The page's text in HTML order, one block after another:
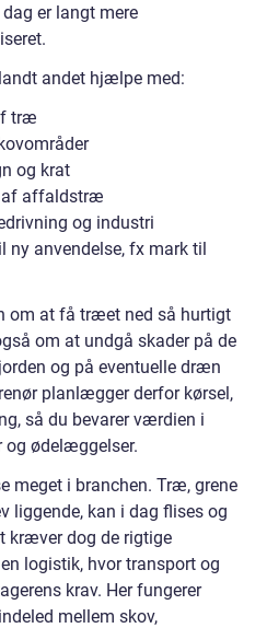
er langt mere
andet hjælpe med:
træ
og krat
af affaldstræ
og industri
anvendelse, fx mark til
om at få træet ned så hurtigt
om at undgå skader på de
og på eventuelle dræn
planlægger derfor kørsel,
så du bevarer værdien i
og ødelæggelser.
meget i branchen. Træ, grene
liggende, kan i dag flises og
kræver dog de rigtige
logistik, hvor transport og
krav. Her fungerer
mellem skov,